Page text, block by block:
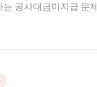
공사대금미지급 문
발…